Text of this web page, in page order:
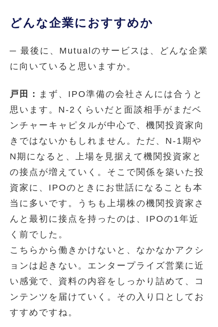
どんな企業におすすめか
─ 最後に、Mutualのサービスは、どんな企業
に向いていると思いますか。
戸田：
まず、IPO準備の会社さんには合うと
思います。N-2くらいだと面談相手がまだベ
ンチャーキャピタルが中心で、機関投資家向
きではないかもしれません。ただ、N-1期や
N期になると、上場を見据えて機関投資家と
の接点が増えていく。そこで関係を築いた投
資家に、IPOのときにお世話になることも本
当に多いです。うちも上場株の機関投資家さ
んと最初に接点を持ったのは、IPOの1年近
く前でした。
こちらから働きかけないと、なかなかアクシ
ョンは起きない。エンタープライズ営業に近
い感覚で、資料の内容をしっかり詰めて、コ
ンテンツを届けていく。その入り口としてお
すすめですね。